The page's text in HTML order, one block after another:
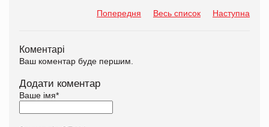
Попередня Весь список Наступна
Коментарі
Ваш коментар буде першим.
Додати коментар
Ваше імя*